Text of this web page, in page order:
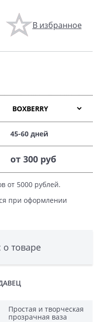
В избранное
45-60 дней
от 300 руб
от 5000 рублей.
при оформлении
о товаре
Простая и творческая
прозрачная ваза